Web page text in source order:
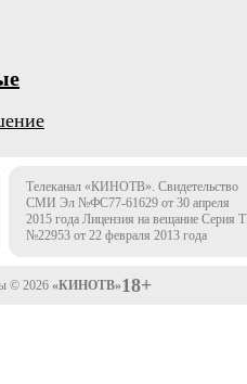
Телеканал «КИНОТВ». Свидетельство
СМИ Эл №ФС77-61629 от 30 апреля
2015 года Лицензия на вещание Серия
№22953 от 22 февраля 2013 года
© 2026 «КИНОТВ»18+